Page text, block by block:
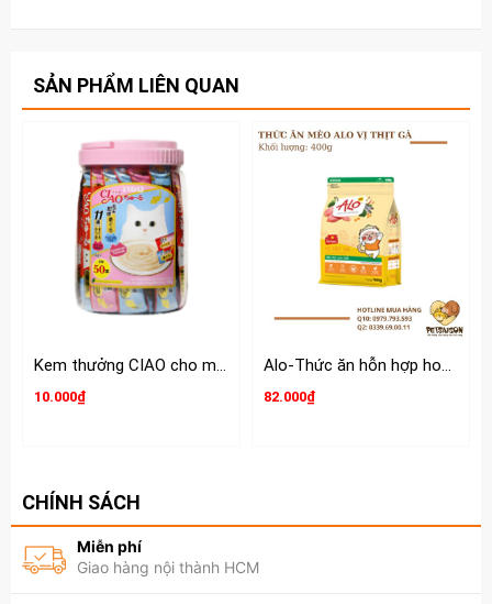
SẢN PHẨM LIÊN QUAN
Kem thưởng CIAO cho mèo hộp 50 tuýp
10.000₫
Alo-Thức ăn hỗn hợp hoàn chỉnh và cân bằng dinh dưỡng cho Mèo
82.000₫
CHÍNH SÁCH
Miễn phí
Giao hàng nội thành HCM